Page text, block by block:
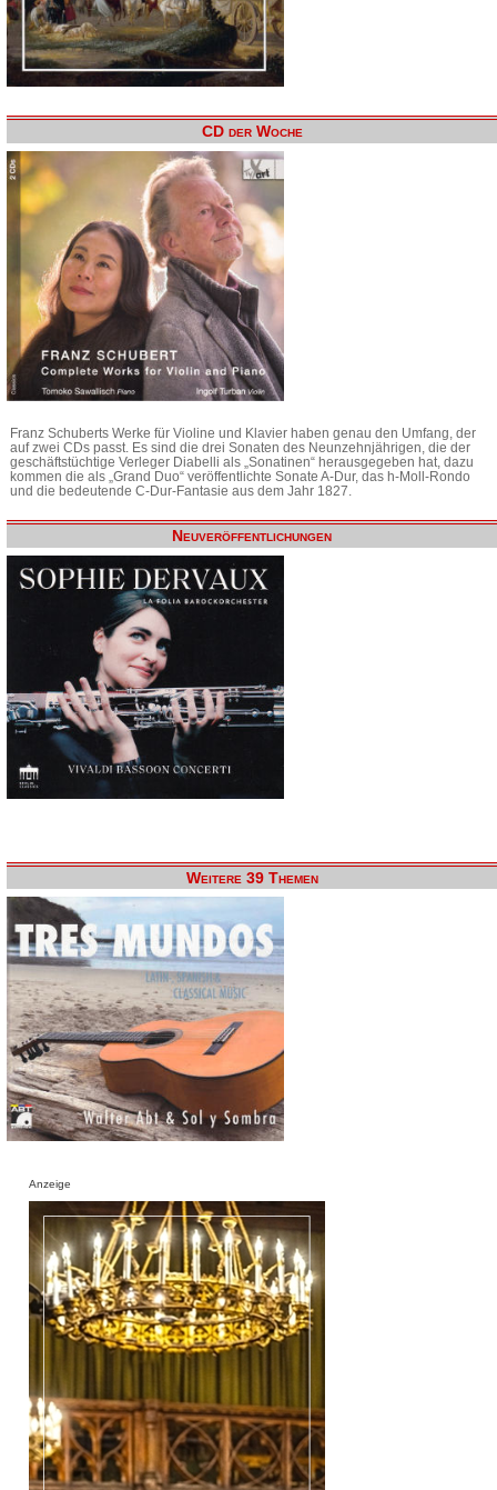
CD der Woche
Franz Schuberts Werke für Violine und Klavier haben genau den Umfang, der
auf zwei CDs passt. Es sind die drei Sonaten des Neunzehnjährigen, die der
geschäftstüchtige Verleger Diabelli als „Sonatinen“ herausgegeben hat, dazu
kommen die als „Grand Duo“ veröffentlichte Sonate A-Dur, das h-Moll-Rondo
und die bedeutende C-Dur-Fantasie aus dem Jahr 1827.
Neuveröffentlichungen
Weitere 39 Themen
Anzeige